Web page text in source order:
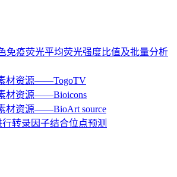
免疫荧光平均荧光强度比值及批量分析
材资源——TogoTV
材资源——Bioicons
材资源——BioArt source
行转录因子结合位点预测